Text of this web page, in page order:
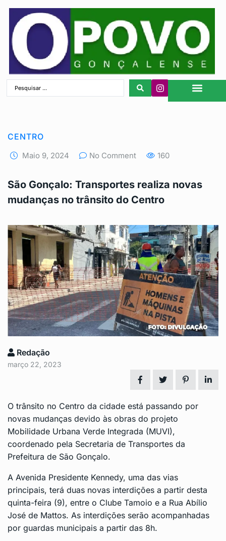
CENTRO
Maio 9, 2024 No Comment 160
São Gonçalo: Transportes realiza novas
mudanças no trânsito do Centro
Redação
março 22, 2023
O trânsito no Centro da cidade está passando por
novas mudanças devido às obras do projeto
Mobilidade Urbana Verde Integrada (MUVI),
coordenado pela Secretaria de Transportes da
Prefeitura de São Gonçalo.
A Avenida Presidente Kennedy, uma das vias
principais, terá duas novas interdições a partir desta
quinta-feira (9), entre o Clube Tamoio e a Rua Abílio
José de Mattos. As interdições serão acompanhadas
por guardas municipais a partir das 8h.